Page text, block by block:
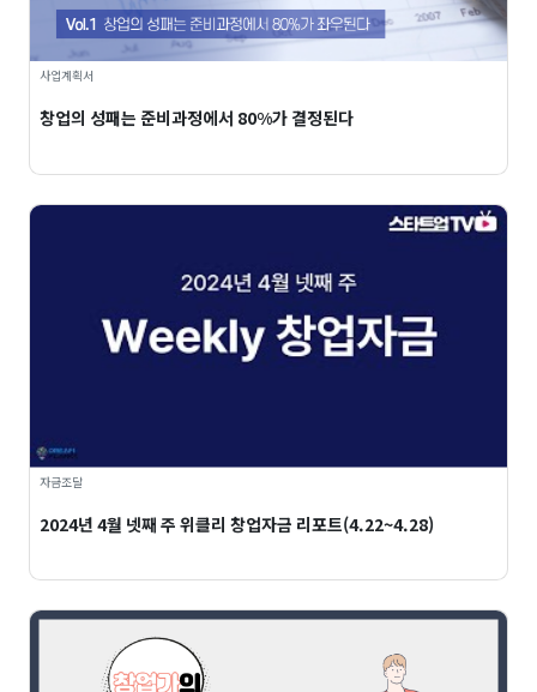
사업계획서
창업의 성패는 준비과정에서 80%가 결정된다
자금조달
2024년 4월 넷째 주 위클리 창업자금 리포트(4.22~4.28)